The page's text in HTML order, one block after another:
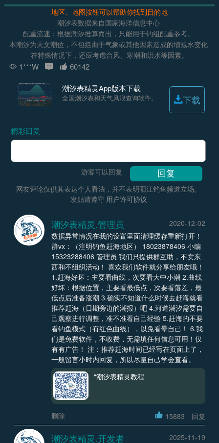
地区、地图按钮可以帮助你找到目的地
潮汐表数据来自国家海洋信息中心
配重流速：根据潮汐推算而出，只能用于钓组配重参考。
本潮汐为天文潮位，不包括由于气象或其他因素造成的增减水变化
在特殊情况下，还应考虑台风、寒潮和洪水等因素。
1***W 60142
潮汐表精灵App版本下载
全国潮汐表和天气风浪查询软件。 下载
精彩回复
游客可以回复
网友评论仅供其表达个人看法，并不表明阳江钓鱼频道立场。
发贴请遵守 用户许可协议
潮汐表精灵.管理员
2020-12-02
数据异常情况在我的设置里面清理缓存重新打开！
群vx：（注明钓鱼赶海地区） 18023878406 小编
15323288406 管理员 我们只提供群互助，不卖东
西和不组织活动！ 喜欢我们软件就分享给朋友哦！
1.赶海好坏：主要看曲线，次要看大中小潮 2.曲线
好坏：根据位置，主要看最低点，次要看落差，最
低点后准备涨潮 3.确实不知道什么时候去赶海就看
推荐赶海（日期旁边的潮报）吧 4.河道潮汐需要自
己观察进行调整，准不准看自己经验 5.赶海的不要
看钓鱼模式（有红色曲线），以免看晕自己！ 6.我
们是免费软件，不收费，无需填任何信息可用！仅
有有广告！ 注：推荐赶海时间已经写在页面上了，
一般留言小时内回复，所以尽量自己学会查看。
“潮汐表精灵教程
删除 15883 回复
潮汐表精灵.开发者
2025-11-19